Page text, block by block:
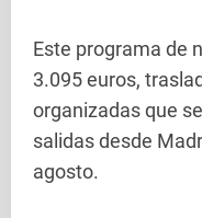
Este programa de
3.095 euros,
organizadas que
salidas desde
agosto.